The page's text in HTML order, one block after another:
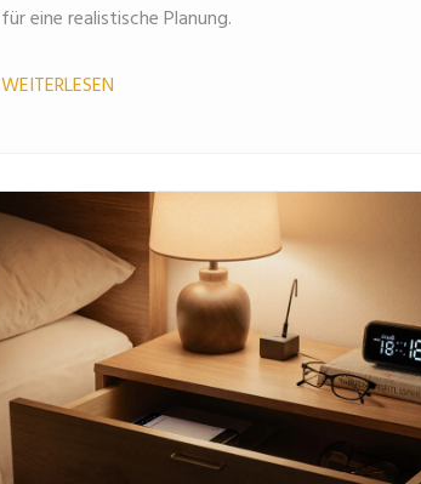
für eine realistische Planung.
WEITERLESEN